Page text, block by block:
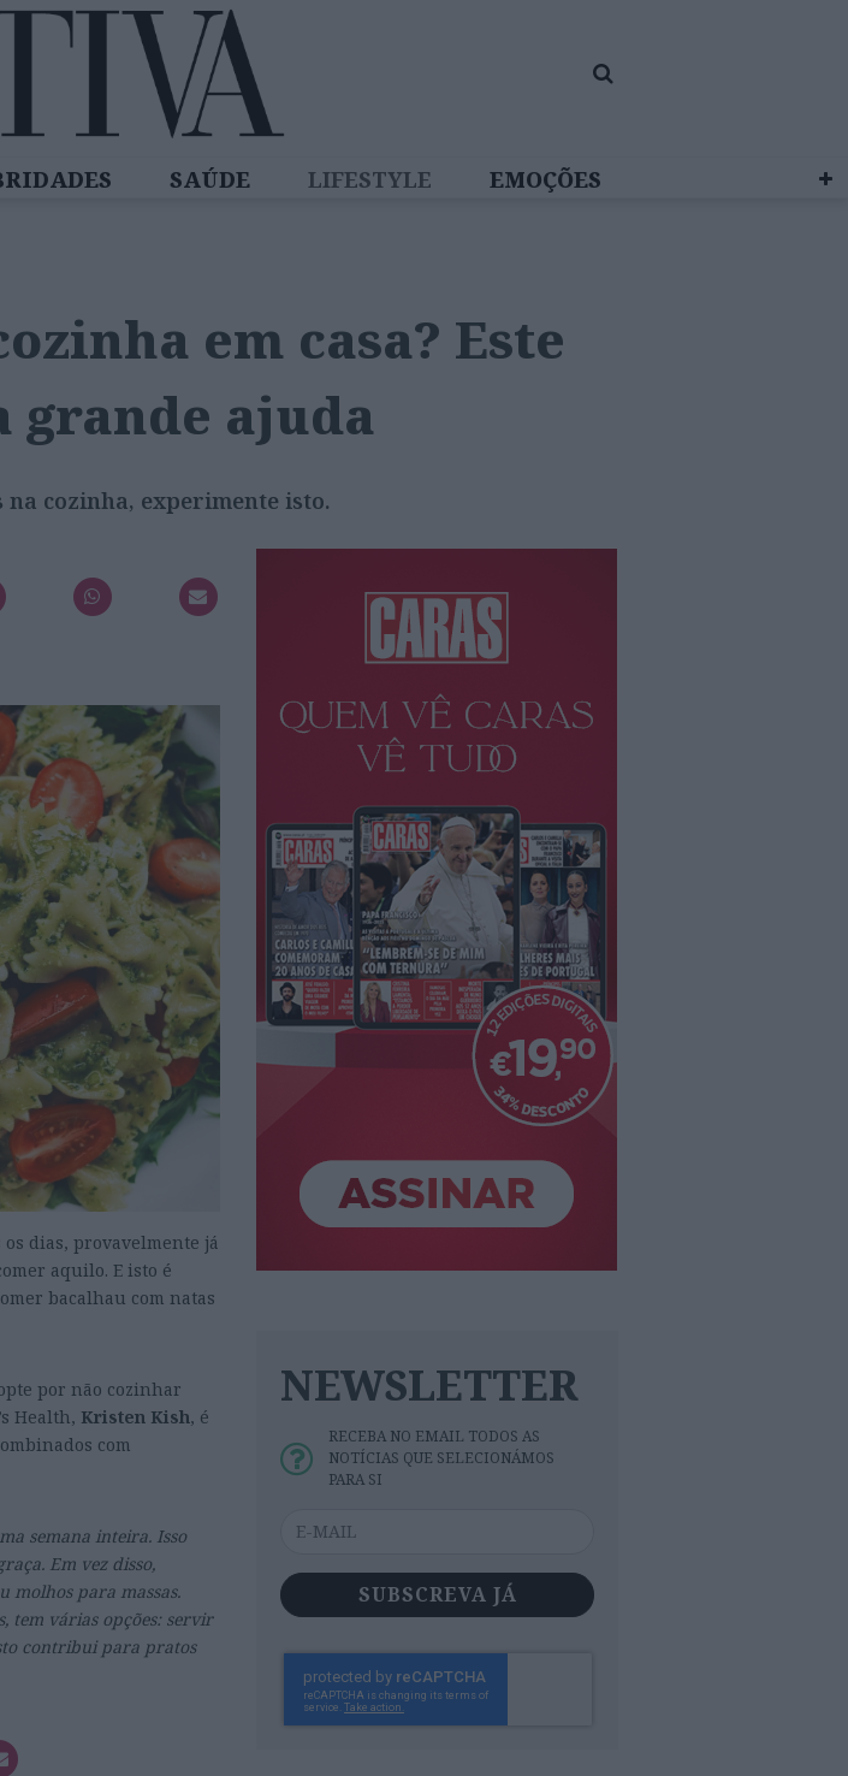
SAÚDE LIFESTYLE
EMOÇÕES
em casa? Este
grande ajuda
na cozinha, experimente isto.
dias, provavelmente já
aquilo. E isto é
bacalhau com natas
por não cozinhar
Health, Kristen Kish, é
com
semana inteira. Isso
Em vez disso,
molhos para massas.
tem várias opções: servir
contribui para pratos
NEWSLETTER
RECEBA NO EMAIL TODOS AS
NOTÍCIAS QUE SELECIONÁMOS
PARA SI
SUBSCREVA JÁ